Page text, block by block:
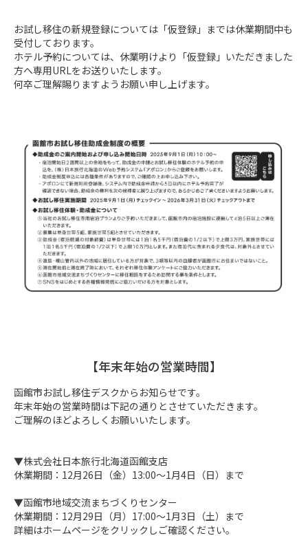
お試し移住の新規登録については「仮登録」までは休業期間中も
受付しております。
ホテル予約については、休業明けより「仮登録」いただきました
方へ専用URLをお送りいたします。
何卒ご理解賜りますようお願い申し上げます。
【年末年始の営業時間】
函館市お試し移住デスクからお知らせです。
年末年始の営業時間は下記の通りとさせていただきます。
ご理解のほどよろしくお願いいたします。
▼株式会社日本旅行北海道函館支店
休業期間：12月26日（金）13:00～1月4日（日）まで
▼函館市地域交流まちづくりセンター
休業期間：12月29日（月）17:00～1月3日（土）まで
詳細はホームページをクリックしご確認ください。